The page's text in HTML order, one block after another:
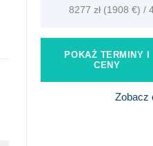
8277 zł (1908 €) /
POKAŻ TERMINY I
CENY
Zobacz